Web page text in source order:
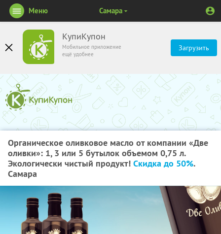
КупиКупон
Мобильное приложение
ещё удобнее
Загрузить
Меню Самара
Органическое оливковое масло от компании «Две
оливки»: 1, 3 или 5 бутылок объемом 0,75 л.
Экологически чистый продукт! Скидка до 50%.
Самара